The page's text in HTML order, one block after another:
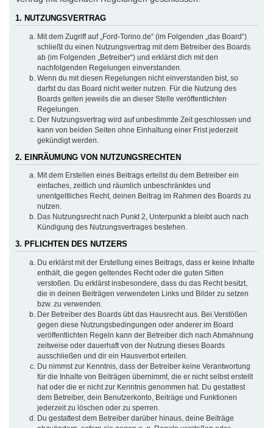
1. NUTZUNGSVERTRAG
Mit dem Zugriff auf „Ford-Torino.de“ (im Folgenden „das Board“)
schließt du einen Nutzungsvertrag mit dem Betreiber des Boards
ab (im Folgenden „Betreiber“) und erklärst dich mit den
nachfolgenden Regelungen einverstanden.
Wenn du mit diesen Regelungen nicht einverstanden bist, so
darfst du das Board nicht weiter nutzen. Für die Nutzung des
Boards gelten jeweils die an dieser Stelle veröffentlichten
Regelungen.
Der Nutzungsvertrag wird auf unbestimmte Zeit geschlossen und
kann von beiden Seiten ohne Einhaltung einer Frist jederzeit
gekündigt werden.
2. EINRÄUMUNG VON NUTZUNGSRECHTEN
Mit dem Erstellen eines Beitrags erteilst du dem Betreiber ein
einfaches, zeitlich und räumlich unbeschränktes und
unentgeltliches Recht, deinen Beitrag im Rahmen des Boards zu
nutzen.
Das Nutzungsrecht nach Punkt 2, Unterpunkt a bleibt auch nach
Kündigung des Nutzungsvertrages bestehen.
3. PFLICHTEN DES NUTZERS
Du erklärst mit der Erstellung eines Beitrags, dass er keine Inhalte
enthält, die gegen geltendes Recht oder die guten Sitten
verstoßen. Du erklärst insbesondere, dass du das Recht besitzt,
die in deinen Beiträgen verwendeten Links und Bilder zu setzen
bzw. zu verwenden.
Der Betreiber des Boards übt das Hausrecht aus. Bei Verstößen
gegen diese Nutzungsbedingungen oder anderer im Board
veröffentlichten Regeln kann der Betreiber dich nach Abmahnung
zeitweise oder dauerhaft von der Nutzung dieses Boards
ausschließen und dir ein Hausverbot erteilen.
Du nimmst zur Kenntnis, dass der Betreiber keine Verantwortung
für die Inhalte von Beiträgen übernimmt, die er nicht selbst erstellt
hat oder die er nicht zur Kenntnis genommen hat. Du gestattest
dem Betreiber, dein Benutzerkonto, Beiträge und Funktionen
jederzeit zu löschen oder zu sperren.
Du gestattest dem Betreiber darüber hinaus, deine Beiträge